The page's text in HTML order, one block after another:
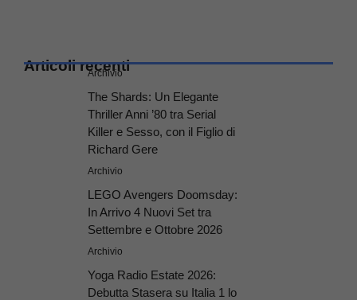
Articoli recenti
Archivio
The Shards: Un Elegante
Thriller Anni ’80 tra Serial
Killer e Sesso, con il Figlio di
Richard Gere
Archivio
LEGO Avengers Doomsday:
In Arrivo 4 Nuovi Set tra
Settembre e Ottobre 2026
Archivio
Yoga Radio Estate 2026:
Debutta Stasera su Italia 1 lo